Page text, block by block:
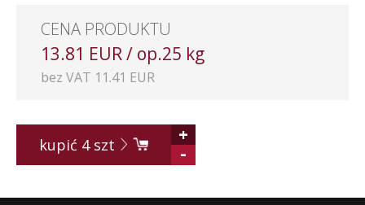
CENA PRODUKTU
13.81 EUR / op.25 kg
bez VAT 11.41 EUR
kupić 4szt
+
-